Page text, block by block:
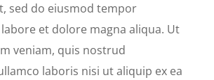
sed do eiusmod tempor
et dolore magna aliqua. Ut
veniam, quis nostrud
laboris nisi ut aliquip ex ea